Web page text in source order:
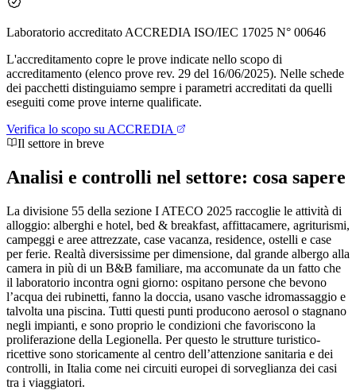
Laboratorio accreditato ACCREDIA ISO/IEC 17025 N° 00646
L'accreditamento copre le prove indicate nello scopo di
accreditamento (elenco prove rev. 29 del 16/06/2025). Nelle schede
dei pacchetti distinguiamo sempre i parametri accreditati da quelli
eseguiti come prove interne qualificate.
Verifica lo scopo su ACCREDIA
Il settore in breve
Analisi e controlli nel settore: cosa sapere
La divisione 55 della sezione I ATECO 2025 raccoglie le attività di
alloggio: alberghi e hotel, bed & breakfast, affittacamere, agriturismi,
campeggi e aree attrezzate, case vacanza, residence, ostelli e case
per ferie. Realtà diversissime per dimensione, dal grande albergo alla
camera in più di un B&B familiare, ma accomunate da un fatto che
il laboratorio incontra ogni giorno: ospitano persone che bevono
l’acqua dei rubinetti, fanno la doccia, usano vasche idromassaggio e
talvolta una piscina. Tutti questi punti producono aerosol o stagnano
negli impianti, e sono proprio le condizioni che favoriscono la
proliferazione della Legionella. Per questo le strutture turistico-
ricettive sono storicamente al centro dell’attenzione sanitaria e dei
controlli, in Italia come nei circuiti europei di sorveglianza dei casi
tra i viaggiatori.